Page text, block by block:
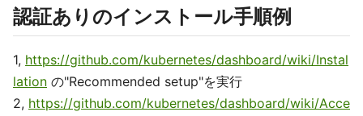
認証ありのインストール手順例
1, https://github.com/kubernetes/dashboard/wiki/Instal
lation の"Recommended setup"を実行
2, https://github.com/kubernetes/dashboard/wiki/Acce